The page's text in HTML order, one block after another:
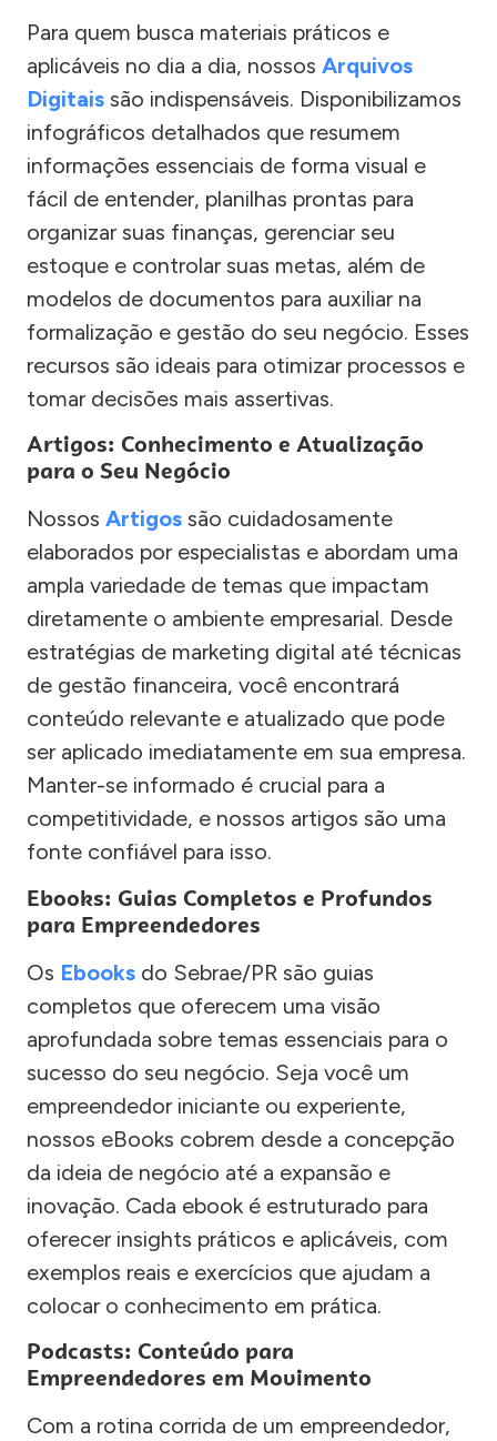
Para quem busca materiais práticos e
aplicáveis no dia a dia, nossos Arquivos
Digitais são indispensáveis. Disponibilizamos
infográficos detalhados que resumem
informações essenciais de forma visual e
fácil de entender, planilhas prontas para
organizar suas finanças, gerenciar seu
estoque e controlar suas metas, além de
modelos de documentos para auxiliar na
formalização e gestão do seu negócio. Esses
recursos são ideais para otimizar processos e
tomar decisões mais assertivas.
Artigos: Conhecimento e Atualização
para o Seu Negócio
Nossos Artigos são cuidadosamente
elaborados por especialistas e abordam uma
ampla variedade de temas que impactam
diretamente o ambiente empresarial. Desde
estratégias de marketing digital até técnicas
de gestão financeira, você encontrará
conteúdo relevante e atualizado que pode
ser aplicado imediatamente em sua empresa.
Manter-se informado é crucial para a
competitividade, e nossos artigos são uma
fonte confiável para isso.
Ebooks: Guias Completos e Profundos
para Empreendedores
Os Ebooks do Sebrae/PR são guias
completos que oferecem uma visão
aprofundada sobre temas essenciais para o
sucesso do seu negócio. Seja você um
empreendedor iniciante ou experiente,
nossos eBooks cobrem desde a concepção
da ideia de negócio até a expansão e
inovação. Cada ebook é estruturado para
oferecer insights práticos e aplicáveis, com
exemplos reais e exercícios que ajudam a
colocar o conhecimento em prática.
Podcasts: Conteúdo para
Empreendedores em Movimento
Com a rotina corrida de um empreendedor,